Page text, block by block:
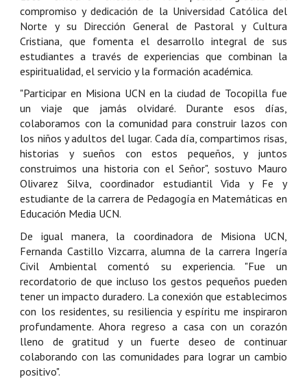
compromiso y dedicación de la Universidad Católica del
Norte y su Dirección General de Pastoral y Cultura
Cristiana, que fomenta el desarrollo integral de sus
estudiantes a través de experiencias que combinan la
espiritualidad, el servicio y la formación académica.
"Participar en Misiona UCN en la ciudad de Tocopilla fue
un viaje que jamás olvidaré. Durante esos días,
colaboramos con la comunidad para construir lazos con
los niños y adultos del lugar. Cada día, compartimos risas,
historias y sueños con estos pequeños, y juntos
construimos una historia con el Señor", sostuvo Mauro
Olivarez Silva, coordinador estudiantil Vida y Fe y
estudiante de la carrera de Pedagogía en Matemáticas en
Educación Media UCN.
De igual manera, la coordinadora de Misiona UCN,
Fernanda Castillo Vizcarra, alumna de la carrera Ingería
Civil Ambiental comentó su experiencia. "Fue un
recordatorio de que incluso los gestos pequeños pueden
tener un impacto duradero. La conexión que establecimos
con los residentes, su resiliencia y espíritu me inspiraron
profundamente. Ahora regreso a casa con un corazón
lleno de gratitud y un fuerte deseo de continuar
colaborando con las comunidades para lograr un cambio
positivo".